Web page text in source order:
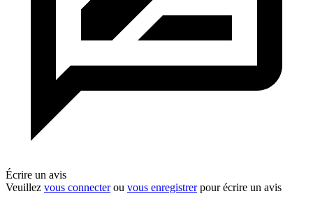
Écrire un avis
Veuillez vous connecterou vous enregistrerpour écrire un avis